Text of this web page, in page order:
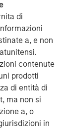
di
a, e non
contenute
prodotti
di entità di
ma non si
a, o
in
City,
Kansas
and
gas
the
The
major
its customers
including the